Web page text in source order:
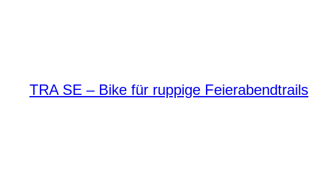
TRA SE – Bike für ruppige Feierabendtrails